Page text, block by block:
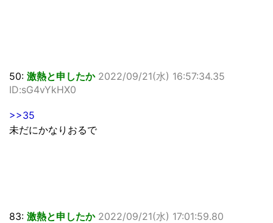
50: 激熱と申したか 2022/09/21(水) 16:57:34.35
ID:sG4vYkHX0
>>35
未だにかなりおるで
83: 激熱と申したか 2022/09/21(水) 17:01:59.80